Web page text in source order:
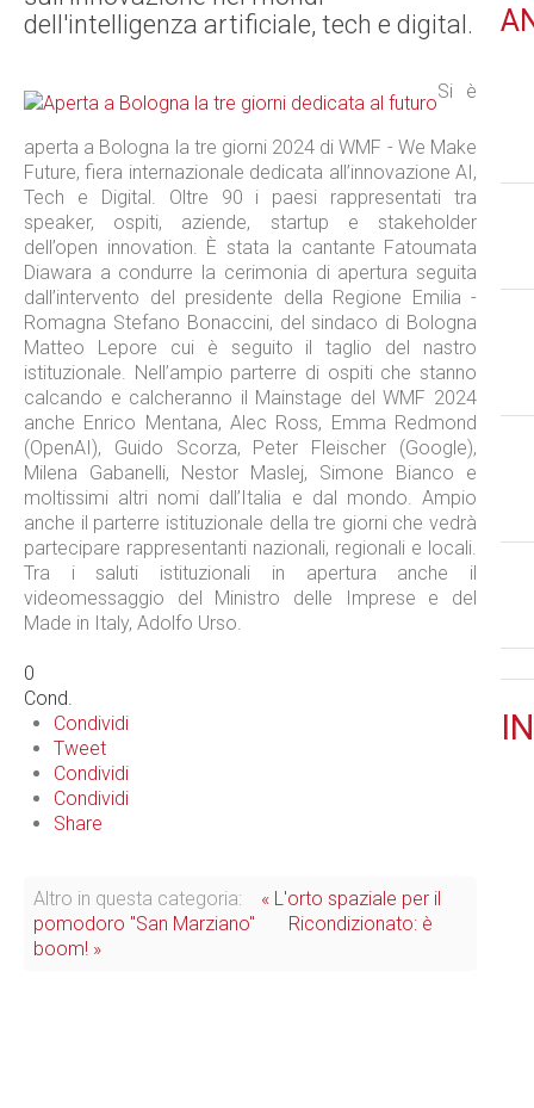
dell'intelligenza artificiale, tech e digital.
Si è
aperta a Bologna la tre giorni 2024 di WMF - We Make
Future, fiera internazionale dedicata all’innovazione AI,
Tech e Digital. Oltre 90 i paesi rappresentati tra
speaker, ospiti, aziende, startup e stakeholder
dell’open innovation. È stata la cantante Fatoumata
Diawara a condurre la cerimonia di apertura seguita
dall’intervento del presidente della Regione Emilia -
Romagna Stefano Bonaccini, del sindaco di Bologna
Matteo Lepore cui è seguito il taglio del nastro
istituzionale. Nell’ampio parterre di ospiti che stanno
calcando e calcheranno il Mainstage del WMF 2024
anche Enrico Mentana, Alec Ross, Emma Redmond
(OpenAI), Guido Scorza, Peter Fleischer (Google),
Milena Gabanelli, Nestor Maslej, Simone Bianco e
moltissimi altri nomi dall’Italia e dal mondo. Ampio
anche il parterre istituzionale della tre giorni che vedrà
partecipare rappresentanti nazionali, regionali e locali.
Tra i saluti istituzionali in apertura anche il
videomessaggio del Ministro delle Imprese e del
Made in Italy, Adolfo Urso.
0
Cond.
Condividi
Tweet
Condividi
Condividi
Share
Altro in questa categoria:
« L'orto spaziale per il
pomodoro "San Marziano"
Ricondizionato: è
boom! »
IN